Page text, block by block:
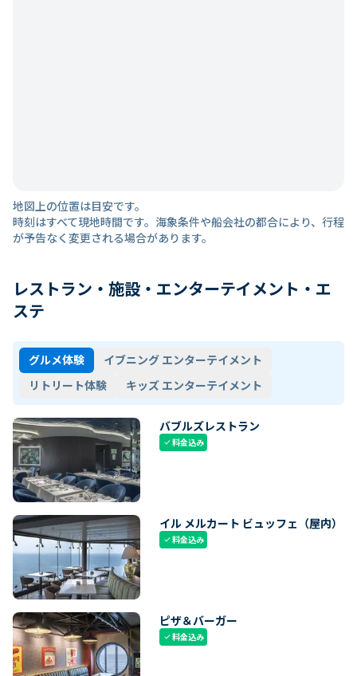
地図上の位置は目安です。
時刻はすべて現地時間です。海象条件や船会社の都合により、行程
が予告なく変更される場合があります。
レストラン・施設・エンターテイメント・エ
ステ
グルメ体験
イブニング エンターテイメント
リトリート体験
キッズ エンターテイメント
バブルズレストラン
check料金込み
イル メルカート ビュッフェ（屋内）
check料金込み
ピザ＆バーガー
check料金込み